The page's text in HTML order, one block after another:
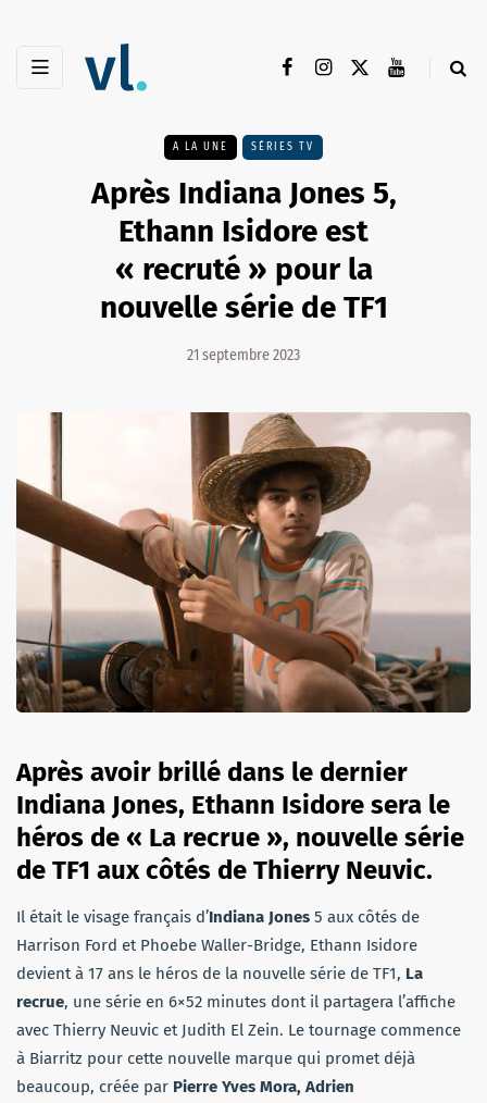
A LA UNE SÉRIES TV
Après Indiana Jones 5,
Ethann Isidore est
« recruté » pour la
nouvelle série de TF1
21 septembre 2023
Après avoir brillé dans le dernier
Indiana Jones, Ethann Isidore sera le
héros de « La recrue », nouvelle série
de TF1 aux côtés de Thierry Neuvic.
Il était le visage français d’Indiana Jones 5 aux côtés de
Harrison Ford et Phoebe Waller-Bridge, Ethann Isidore
devient à 17 ans le héros de la nouvelle série de TF1, La
recrue, une série en 6×52 minutes dont il partagera l’affiche
avec Thierry Neuvic et Judith El Zein. Le tournage commence
à Biarritz pour cette nouvelle marque qui promet déjà
beaucoup, créée par Pierre Yves Mora, Adrien